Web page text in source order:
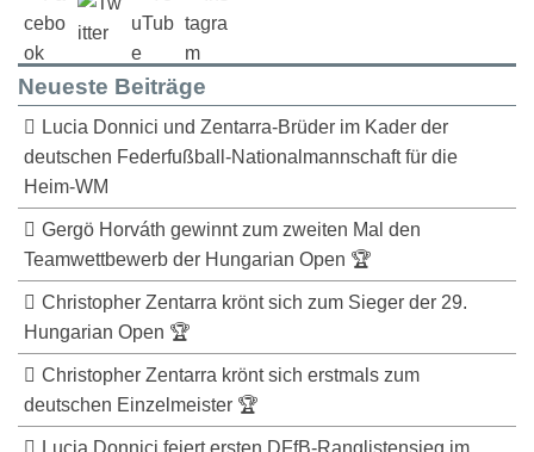
Neueste Beiträge
Lucia Donnici und Zentarra-Brüder im Kader der
deutschen Federfußball-Nationalmannschaft für die
Heim-WM
Gergö Horváth gewinnt zum zweiten Mal den
Teamwettbewerb der Hungarian Open 🏆
Christopher Zentarra krönt sich zum Sieger der 29.
Hungarian Open 🏆
Christopher Zentarra krönt sich erstmals zum
deutschen Einzelmeister 🏆